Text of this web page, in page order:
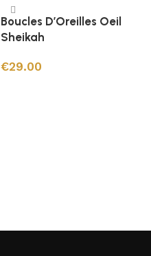
Boucles D’Oreilles Oeil
Sheikah
€29.00